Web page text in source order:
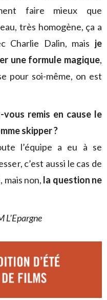
faire mieux que
très homogène, ça a
Charlie Dalin, mais je
une formule magique,
pour soi-même, on est
remis en cause le
skipper ?
l’équipe a eu à se
c’est aussi le cas de
mais non, la question ne
L’Epargne